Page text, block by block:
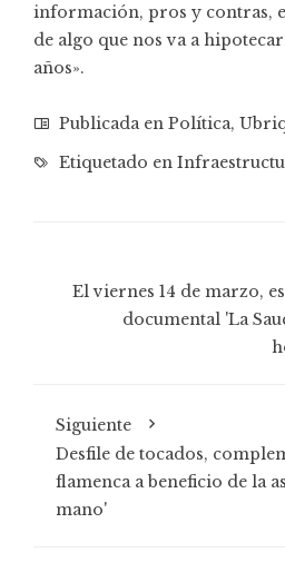
información, pros y contras,
de algo que nos va a
años».
Publicada en Política,
Etiquetado en
El viernes 14 de marzo,
documental 'La
Siguiente
Desfile de tocados,
flamenca a beneficio de la
mano'